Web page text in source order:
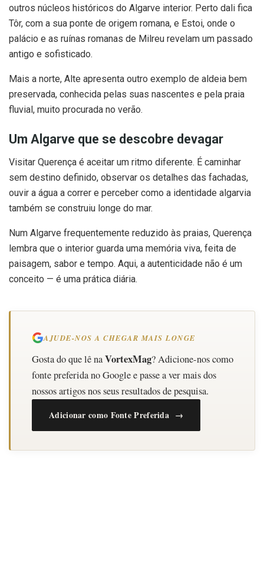
outros núcleos históricos do Algarve interior. Perto dali fica
Tôr, com a sua ponte de origem romana, e Estoi, onde o
palácio e as ruínas romanas de Milreu revelam um passado
antigo e sofisticado.
Mais a norte, Alte apresenta outro exemplo de aldeia bem
preservada, conhecida pelas suas nascentes e pela praia
fluvial, muito procurada no verão.
Um Algarve que se descobre devagar
Visitar Querença é aceitar um ritmo diferente. É caminhar
sem destino definido, observar os detalhes das fachadas,
ouvir a água a correr e perceber como a identidade algarvia
também se construiu longe do mar.
Num Algarve frequentemente reduzido às praias, Querença
lembra que o interior guarda uma memória viva, feita de
paisagem, sabor e tempo. Aqui, a autenticidade não é um
conceito — é uma prática diária.
AJUDE-NOS A CHEGAR MAIS LONGE
Gosta do que lê naVortexMag? Adicione-nos como
fonte preferida no Google e passe a ver mais dos
nossos artigos nos seus resultados de pesquisa.
Adicionar como Fonte Preferida →